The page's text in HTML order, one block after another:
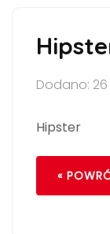
Dodano: 26
Hipster
«